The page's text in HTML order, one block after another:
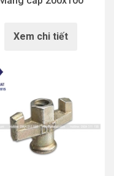
Xem chi tiết